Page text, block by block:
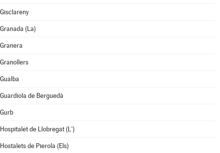
Gisclareny
Granada (La)
Granera
Granollers
Gualba
Guardiola de Berguedà
Gurb
Hospitalet de Llobregat (L')
Hostalets de Pierola (Els)